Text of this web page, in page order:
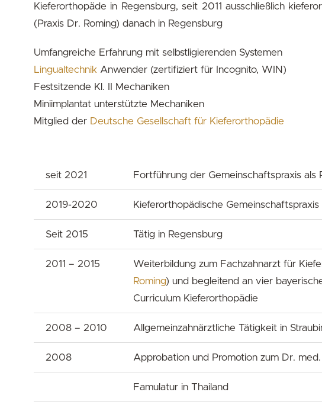
Kieferorthopäde in Regensburg, seit 2011 ausschließlich
(Praxis Dr. Roming) danach in Regensburg
Umfangreiche Erfahrung mit selbstligierenden Systemen
Lingualtechnik Anwender (zertifiziert für Incognito, WIN)
Festsitzende Kl. II Mechaniken
Miniimplantat unterstützte Mechaniken
Mitglied der Deutsche Gesellschaft für Kieferorthopädie
seit 2021 Fortführung der Gemeinschaftspraxis als
2019-2020 Kieferorthopädische
Seit 2015 Tätig in Regensburg
2011 – 2015 Weiterbildung zum Fachzahnarzt für
Roming) und begleitend an vier
Curriculum Kieferorthopädie
2008 – 2010 Allgemeinzahnärztliche Tätigkeit in
2008 Approbation und Promotion zum Dr.
Famulatur in Thailand